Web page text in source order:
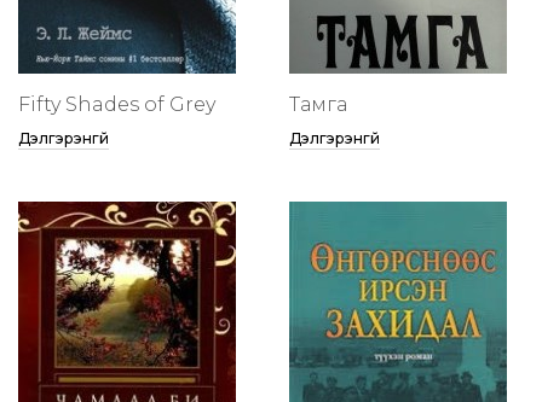
Fifty Shades of Grey
Дэлгэрэнгүй
Тамга
Дэлгэрэнгүй